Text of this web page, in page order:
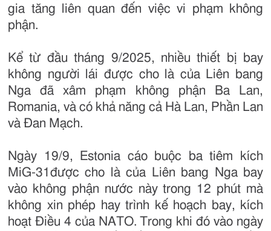
gia tăng liên quan đến việc vi phạm không
phận.
Kể từ đầu tháng 9/2025, nhiều thiết bị bay
không người lái được cho là của Liên bang
Nga đã xâm phạm không phận Ba Lan,
Romania, và có khả năng cả Hà Lan, Phần Lan
và Đan Mạch.
Ngày 19/9, Estonia cáo buộc ba tiêm kích
MiG-31được cho là của Liên bang Nga bay
vào không phận nước này trong 12 phút mà
không xin phép hay trình kế hoạch bay, kích
hoạt Điều 4 của NATO. Trong khi đó vào ngày